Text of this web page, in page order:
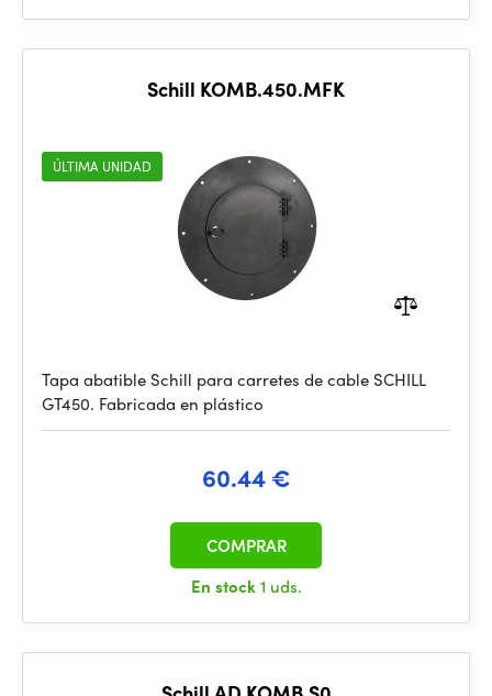
Schill KOMB.450.MFK
ÚLTIMA UNIDAD
Tapa abatible Schill para carretes de cable SCHILL
GT450. Fabricada en plástico
60.44 €
En stock1 uds.
COMPRAR